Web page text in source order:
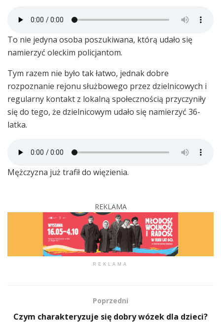
To nie jedyna osoba poszukiwana, którą udało się
namierzyć oleckim policjantom.
Tym razem nie było tak łatwo, jednak dobre
rozpoznanie rejonu służbowego przez dzielnicowych i
regularny kontakt z lokalną społecznością przyczyniły
się do tego, że dzielnicowym udało się namierzyć 36-
latka.
Mężczyzna już trafił do więzienia.
REKLAMA
REKLAMA
Poprzedni
Czym charakteryzuje się dobry wózek dla dzieci?